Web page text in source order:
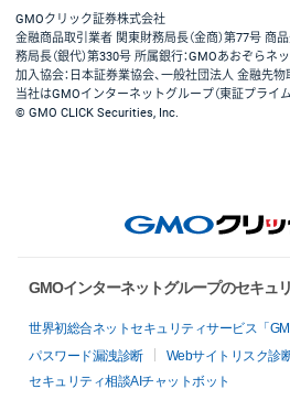
GMOクリック証券株式会社
金融商品取引業者 関東財務局長（金商）第77号 商
務局長（銀代）第330号 所属銀行：GMOあおぞらネ
加入協会：日本証券業協会、一般社団法人 金融先
当社はGMOインターネットグループ（東証プライ
© GMO CLICK Securities, Inc.
GMOインターネットグループのセキュ
世界初総合ネットセキュリティサービス「
パスワード漏洩診断
Webサイトリスク診
セキュリティ相談AIチャットボット